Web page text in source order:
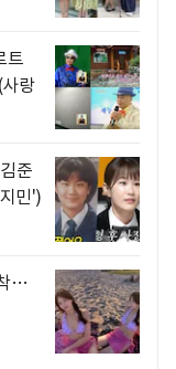
트
랑
준
민')
…